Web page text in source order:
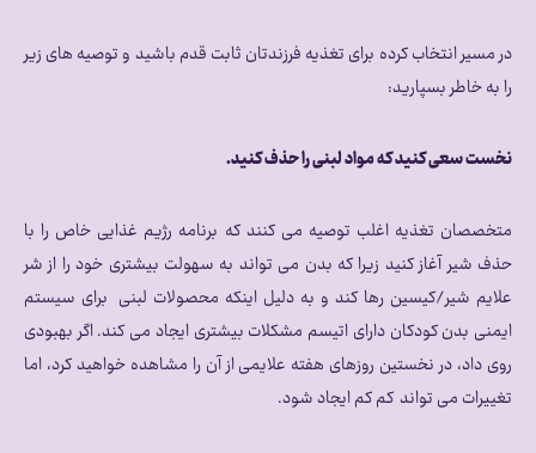
در مسیر انتخاب کرده برای تغذیه فرزندتان ثابت قدم باشید و توصیه های زیر
را به خاطر بسپارید:
نخست سعی کنید که مواد لبنی را حذف کنید.
متخصصان تغذیه اغلب توصیه می کنند که برنامه رژیم غذایی خاص را با
حذف شیر آغاز کنید زیرا که بدن می تواند به سهولت بیشتری خود را از شر
علایم شیر/کیسین رها کند و به دلیل اینکه محصولات لبنی برای سیستم
ایمنی بدن کودکان دارای اتیسم مشکلات بیشتری ایجاد می کند. اگر بهبودی
روی داد، در نخستین روزهای هفته علایمی از آن را مشاهده خواهید کرد، اما
تغییرات می تواند کم کم ایجاد شود.